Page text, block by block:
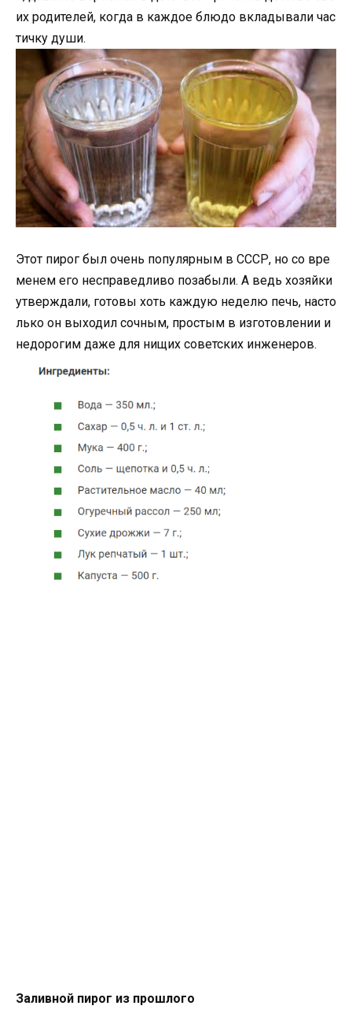
их родителей, когда в каждое блюдо вкладывали час
тичку души.
Этот пирог был очень популярным в СССР, но со вре
менем его несправедливо позабыли. А ведь хозяйки
утверждали, готовы хоть каждую неделю печь, насто
лько он выходил сочным, простым в изготовлении и
недорогим даже для нищих советских инженеров.
Заливной пирог из прошлого